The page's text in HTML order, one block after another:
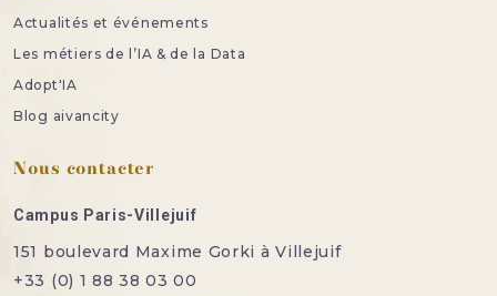
Actualités et événements
Les métiers de l’IA & de la Data
Adopt'IA
Blog aivancity
Nous contacter
Campus Paris-Villejuif
151 boulevard Maxime Gorki à Villejuif
+33 (0) 1 88 38 03 00